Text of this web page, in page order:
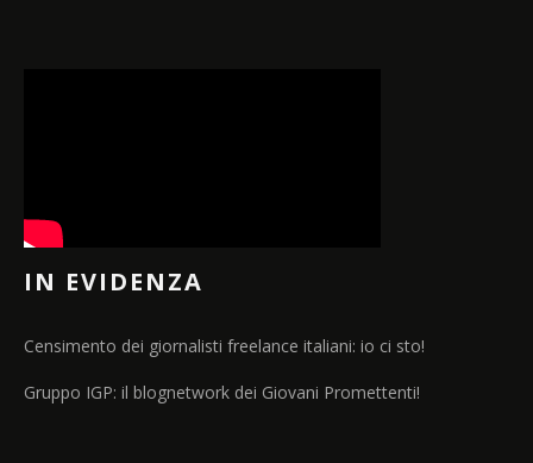
IN EVIDENZA
Censimento dei giornalisti freelance italiani: io ci sto!
Gruppo IGP: il blognetwork dei Giovani Promettenti!